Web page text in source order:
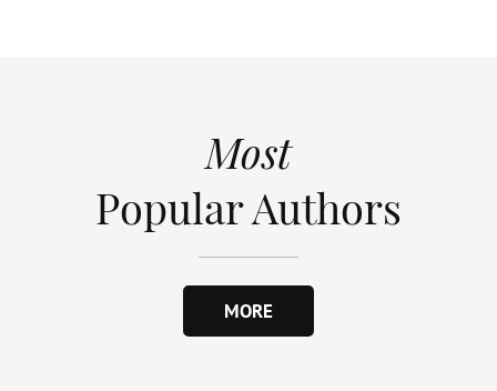
Most
Popular Authors
MORE